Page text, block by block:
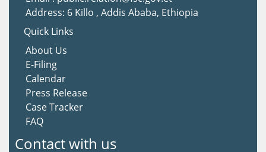
Address: 6 Killo , Addis Ababa, Ethiopia
Quick Links
About Us
E-Filing
Calendar
Press Release
Case Tracker
FAQ
Contact with us